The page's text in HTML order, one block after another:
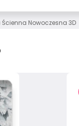
Ścienna Nowoczesna 3D